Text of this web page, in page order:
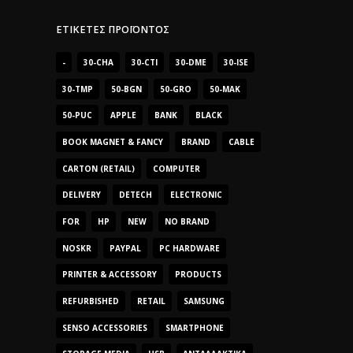
ΕΤΙΚΈΤΕΣ ΠΡΟΪΌΝΤΟΣ
- 30-CHA 30-CTI 30-DME 30-ISE
30-TMP 50-BGN 50-GRO 50-MAK
50-PUC APPLE BANK BLACK
BOOK MAGNET & FANCY BRAND CABLE
CARTON (RETAIL) COMPUTER
DELIVERY DETECH ELECTRONIC
FOR HP NEW NO BRAND
NOSKR PAYPAL PC HARDWARE
PRINTER & ACCESSORY PRODUCTS
REFURBISHED RETAIL SAMSUNG
SENSO ACCESSORIES SMARTPHONE